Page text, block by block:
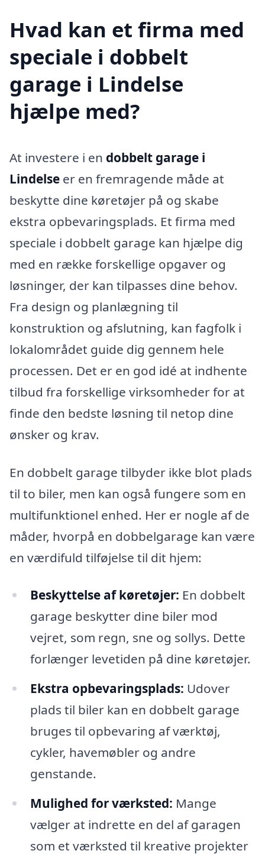
Hvad kan et firma med
speciale i dobbelt
garage i Lindelse
hjælpe med?
At investere i en dobbelt garage i
Lindelse er en fremragende måde at
beskytte dine køretøjer på og skabe
ekstra opbevaringsplads. Et firma med
speciale i dobbelt garage kan hjælpe dig
med en række forskellige opgaver og
løsninger, der kan tilpasses dine behov.
Fra design og planlægning til
konstruktion og afslutning, kan fagfolk i
lokalområdet guide dig gennem hele
processen. Det er en god idé at indhente
tilbud fra forskellige virksomheder for at
finde den bedste løsning til netop dine
ønsker og krav.
En dobbelt garage tilbyder ikke blot plads
til to biler, men kan også fungere som en
multifunktionel enhed. Her er nogle af de
måder, hvorpå en dobbelgarage kan være
en værdifuld tilføjelse til dit hjem:
Beskyttelse af køretøjer: En dobbelt
garage beskytter dine biler mod
vejret, som regn, sne og sollys. Dette
forlænger levetiden på dine køretøjer.
Ekstra opbevaringsplads: Udover
plads til biler kan en dobbelt garage
bruges til opbevaring af værktøj,
cykler, havemøbler og andre
genstande.
Mulighed for værksted: Mange
vælger at indrette en del af garagen
som et værksted til kreative projekter